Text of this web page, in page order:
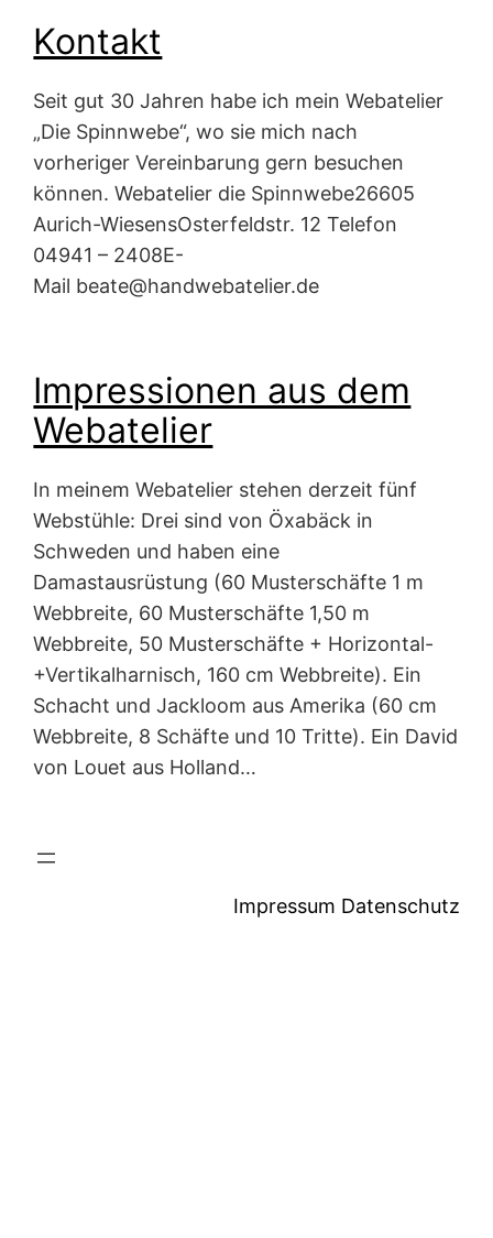
Kontakt
Seit gut 30 Jahren habe ich mein Webatelier
„Die Spinnwebe“, wo sie mich nach
vorheriger Vereinbarung gern besuchen
können. Webatelier die Spinnwebe26605
Aurich-WiesensOsterfeldstr. 12 Telefon
04941 – 2408E-
Mail beate@handwebatelier.de
Impressionen aus dem
Webatelier
In meinem Webatelier stehen derzeit fünf
Webstühle: Drei sind von Öxabäck in
Schweden und haben eine
Damastausrüstung (60 Musterschäfte 1 m
Webbreite, 60 Musterschäfte 1,50 m
Webbreite, 50 Musterschäfte + Horizontal-
+Vertikalharnisch, 160 cm Webbreite). Ein
Schacht und Jackloom aus Amerika (60 cm
Webbreite, 8 Schäfte und 10 Tritte). Ein David
von Louet aus Holland…
Impressum Datenschutz